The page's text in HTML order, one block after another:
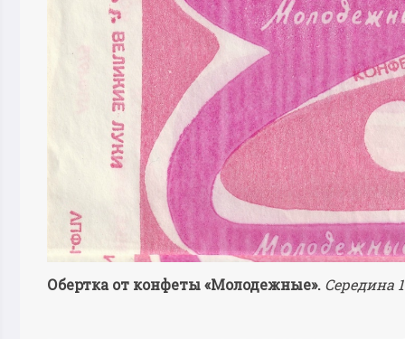
Обертка от конфеты «Молодежные». Середина